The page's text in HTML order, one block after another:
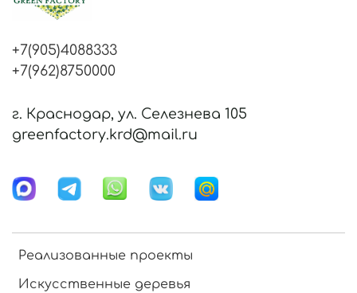
Реализованные проекты
Искусственные деревья
+7(905)4088333
+7(962)8750000
г. Краснодар, ул. Селезнева 105
greenfactory.krd@mail.ru